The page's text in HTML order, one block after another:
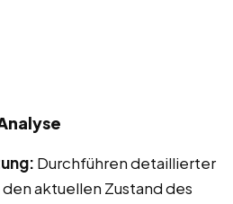
Durchführen detaillierter
aktuellen Zustand des